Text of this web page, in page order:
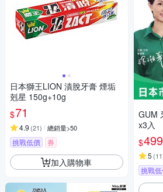
日本獅王LION 漬脫牙膏 煙垢
剋星 150g+10g
$71
4.9 (21) 總銷量>50
挑戰低價 券
加入購物車
GUM
x3入
$499
5 (11
挑戰